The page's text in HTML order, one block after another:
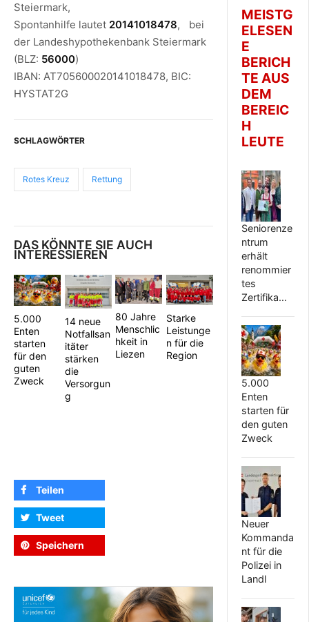
Steiermark,
Spontanhilfe lautet 20141018478, bei
der Landeshypothekenbank Steiermark
(BLZ: 56000)
IBAN: AT705600020141018478, BIC:
HYSTAT2G
SCHLAGWÖRTER
Rotes Kreuz Rettung
DAS KÖNNTE SIE AUCH
INTERESSIEREN
5.000
Enten
starten
für den
guten
Zweck
14 neue
Notfallsan
itäter
stärken
die
Versorgun
g
80 Jahre
Menschlic
hkeit in
Liezen
Starke
Leistunge
n für die
Region
Teilen
Tweet
Speichern
MEISTG
ELESEN
E
BERICH
TE AUS
DEM
BEREIC
H
LEUTE
Seniorenze
ntrum
erhält
renommier
tes
Zertifika…
5.000
Enten
starten für
den guten
Zweck
Neuer
Kommanda
nt für die
Polizei in
Landl